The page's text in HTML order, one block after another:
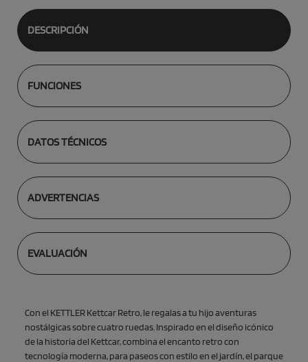
DESCRIPCIÓN
FUNCIONES
DATOS TÉCNICOS
ADVERTENCIAS
EVALUACIÓN
Con el KETTLER Kettcar Retro, le regalas a tu hijo aventuras
nostálgicas sobre cuatro ruedas. Inspirado en el diseño icónico
de la historia del Kettcar, combina el encanto retro con
tecnología moderna, para paseos con estilo en el jardín, el parque